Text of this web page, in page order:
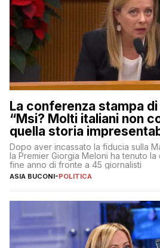
La conferenza stampa
“Msi? Molti italiani non
quella storia
al 25 aprile”
Dopo aver incassato la fiducia sulla
la Premier Giorgia Meloni ha tenuto
fine anno di fronte a 45 giornalisti
ASIA BUCONI-POLITICA